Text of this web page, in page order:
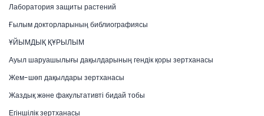
Лаборатория защиты растений
Ғылым докторларының библиографиясы
ҰЙЫМДЫҚ ҚҰРЫЛЫМ
Ауыл шаруашылығы дақылдарының гендік қоры зертханасы
Жем-шөп дақылдары зертханасы
Жаздық және факультативті бидай тобы
Егіншілік зертханасы